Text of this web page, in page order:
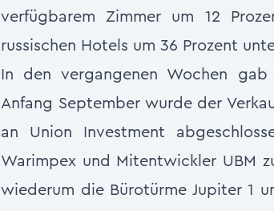
verfügbarem Zimmer um 12
russischen Hotels um 36 Prozent
In den vergangenen Wochen
Anfang September wurde der
an Union Investment
Warimpex und Mitentwickler UBM
wiederum die Bürotürme Jupiter 1